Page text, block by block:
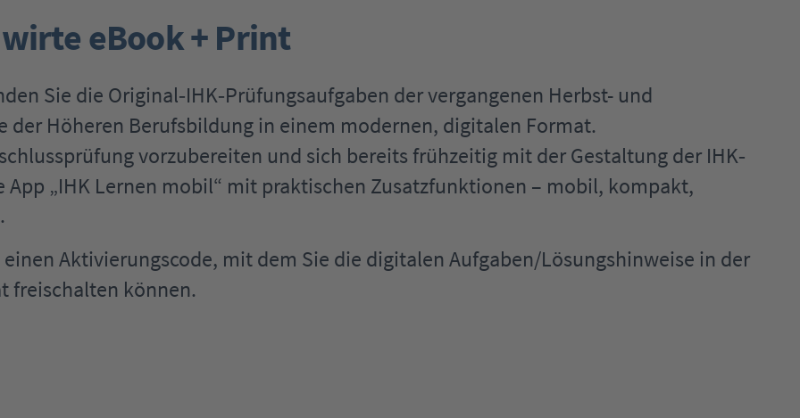
eBook + Print
Sie die Original‐IHK‐Prüfungsaufgaben der vergangenen Herbst- und
der Höheren Berufsbildung in einem modernen, digitalen Format.
vorzubereiten und sich bereits frühzeitig mit der Gestaltung der IHK‐
App „IHK Lernen mobil“ mit praktischen Zusatzfunktionen – mobil, kompakt,
einen Aktivierungscode, mit dem Sie die digitalen Aufgaben/Lösungshinweise in der
freischalten können.